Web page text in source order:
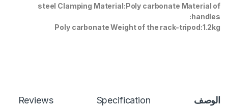
steel Clamping Material:Poly carbonate Material of
handles:
Poly carbonate Weight of the rack-tripod:1.2kg
الوصف Specification
Reviews